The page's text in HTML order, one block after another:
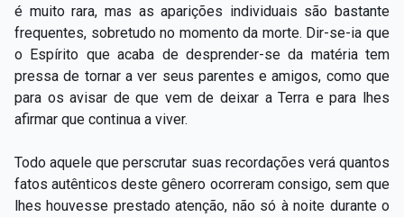
é muito rara, mas as aparições individuais são bastante
frequentes, sobretudo no momento da morte. Dir-se-ia que
o Espírito que acaba de desprender-se da matéria tem
pressa de tornar a ver seus parentes e amigos, como que
para os avisar de que vem de deixar a Terra e para lhes
afirmar que continua a viver.
Todo aquele que perscrutar suas recordações verá quantos
fatos autênticos deste gênero ocorreram consigo, sem que
lhes houvesse prestado atenção, não só à noite durante o